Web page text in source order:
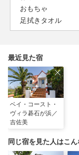
おもちゃ
足拭きタオル
最近見た宿
ベイ・コースト・
ヴィラ碁石が浜／
吉佐美
同じ宿を見た人はこ